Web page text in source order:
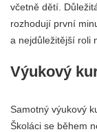
včetně dětí.
rozhodují první
a nejdůležitější roli
Výukový
Samotný výukový
Školáci se během